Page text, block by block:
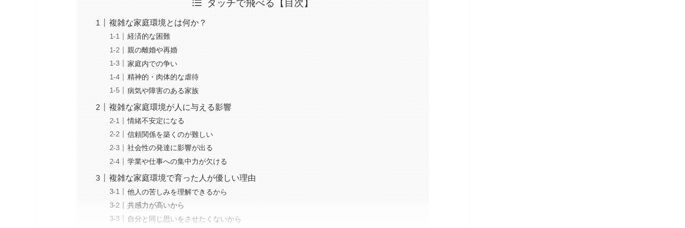
タッチで飛べる【目次】
複雑な家庭環境とは何か？
経済的な困難
親の離婚や再婚
家庭内での争い
精神的・肉体的な虐待
病気や障害のある家族
複雑な家庭環境が人に与える影響
情緒不安定になる
信頼関係を築くのが難しい
社会性の発達に影響が出る
学業や仕事への集中力が欠ける
複雑な家庭環境で育った人が優しい理由
他人の苦しみを理解できるから
共感力が高いから
自分と同じ思いをさせたくないから